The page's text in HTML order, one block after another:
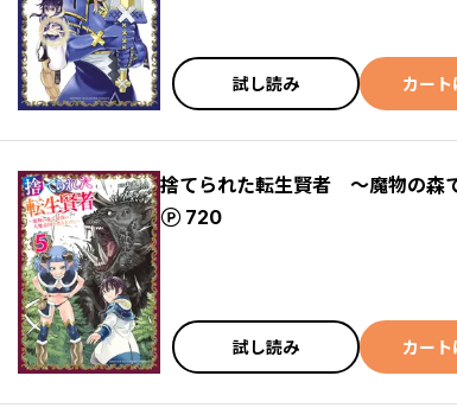
試し読み カート
捨てられた転生賢者 ～魔物の森
720
ポイント
試し読み カート